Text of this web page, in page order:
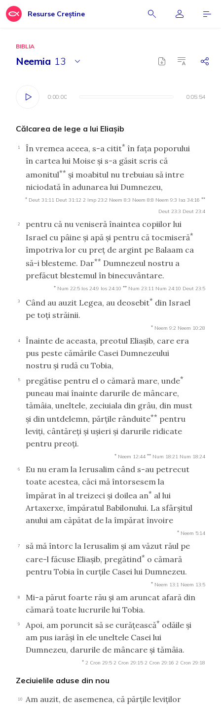
Resurse Creștine
BIBLIA
Neemia 13
0:00:00 0:05:54
0:00:00 0:05:54
Călcarea de lege a lui Eliaşib
1 În vremea aceea, s-a citit* în faţa poporului
în cartea lui Moise şi s-a găsit scris că
amonitul** şi moabitul nu trebuiau să intre
niciodată în adunarea lui Dumnezeu,
* Deut 31:11 Deut 31:12 2 Imp 23:2 Neem 8:3 Neem 8:8 Neem 9:3 Isa 34:16 **
Deut 23:3 Deut 23:4
2
pentru că nu veniseră înaintea copiilor lui
Israel cu pâine şi apă şi pentru că tocmiseră*
împotriva lor cu preţ de argint pe Balaam ca
să-i blesteme. Dar** Dumnezeul nostru a
prefăcut blestemul în binecuvântare.
* Num 22:5 Ios 24:9 Ios 24:10 ** Num 23:11 Num 24:10 Deut 23:5
3 Când au auzit Legea, au deosebit* din Israel
pe toţi străinii.
* Neem 9:2 Neem 10:28
4
Înainte de aceasta, preotul Eliaşib, care era
pus peste cămările Casei Dumnezeului
nostru şi rudă cu Tobia,
5 pregătise pentru el o cămară mare, unde*
puneau mai înainte darurile de mâncare,
tămâia, uneltele, zeciuiala din grâu, din must
şi din untdelemn, părţile rânduite** pentru
leviţi, cântăreţi şi uşieri şi darurile ridicate
pentru preoţi.
* Neem 12:44 ** Num 18:21 Num 18:24
6
Eu nu eram la Ierusalim când s-au petrecut
toate acestea, căci mă întorsesem la
împărat în al treizeci şi doilea an* al lui
Artaxerxe, împăratul Babilonului. La sfârşitul
anului am căpătat de la împărat învoire
* Neem 5:14
7
să mă întorc la Ierusalim şi am văzut răul pe
care-l făcuse Eliaşib, pregătind* o cămară
pentru Tobia în curţile Casei lui Dumnezeu.
* Neem 13:1 Neem 13:5
8
Mi-a părut foarte rău şi am aruncat afară din
cămară toate lucrurile lui Tobia.
9 Apoi, am poruncit să se curăţească* odăile şi
am pus iarăşi în ele uneltele Casei lui
Dumnezeu, darurile de mâncare şi tămâia.
* 2 Cron 29:5 2 Cron 29:15 2 Cron 29:16 2 Cron 29:18
Zeciuielile aduse din nou
10
Am auzit, de asemenea, că părţile leviţilor